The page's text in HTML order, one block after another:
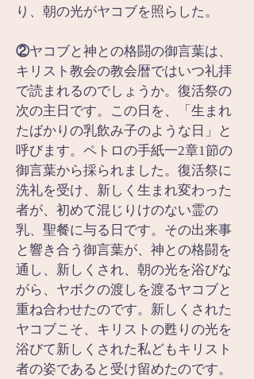
り、朝の光がヤコブを照らした。
②ヤコブと神との格闘の御言葉は、
キリスト教会の教会暦ではいつ礼拝
で読まれるのでしょうか。復活祭の
次の主日です。この日を、「生まれ
たばかりの乳飲み子のような日」と
呼びます。ペトロの手紙一2章1節の
御言葉から採られました。復活祭に
洗礼を受け、新しく生まれ変わった
者が、初めて混じりけのない霊の
乳、聖餐に与る日です。その出来事
と響き合う御言葉が、神との格闘を
通し、新しくされ、朝の光を浴びな
がら、ヤボクの渡しを渡るヤコブと
重ね合わせたのです。新しくされた
ヤコブこそ、キリストの甦りの光を
浴びて新しくされた私どもキリスト
者の姿であると受け留めたのです。